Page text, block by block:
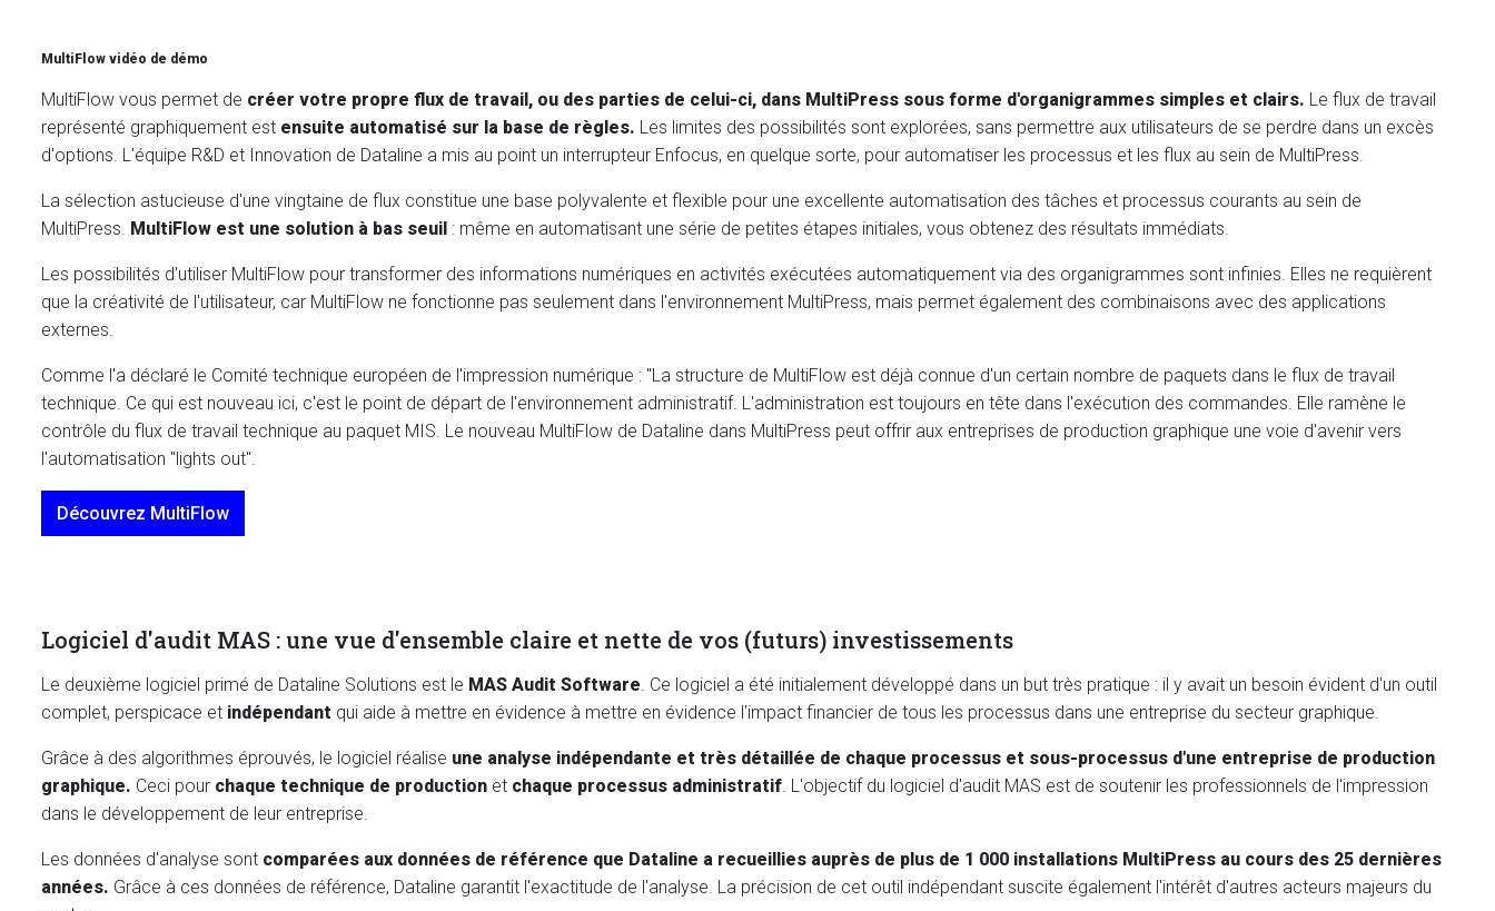
MultiFlow vidéo de démo
MultiFlow vous permet de créer votre propre flux de travail, ou des parties de celui-ci, dans MultiPress sous forme d'organigrammes simples et clairs. Le flux de travail
représenté graphiquement est ensuite automatisé sur la base de règles. Les limites des possibilités sont explorées, sans permettre aux utilisateurs de se perdre dans un excès
d'options. L'équipe R&D et Innovation de Dataline a mis au point un interrupteur Enfocus, en quelque sorte, pour automatiser les processus et les flux au sein de MultiPress.
La sélection astucieuse d'une vingtaine de flux constitue une base polyvalente et flexible pour une excellente automatisation des tâches et processus courants au sein de
MultiPress. MultiFlow est une solution à bas seuil : même en automatisant une série de petites étapes initiales, vous obtenez des résultats immédiats.
Les possibilités d'utiliser MultiFlow pour transformer des informations numériques en activités exécutées automatiquement via des organigrammes sont infinies. Elles ne requièrent
que la créativité de l'utilisateur, car MultiFlow ne fonctionne pas seulement dans l'environnement MultiPress, mais permet également des combinaisons avec des applications
externes.
Comme l'a déclaré le Comité technique européen de l'impression numérique : "La structure de MultiFlow est déjà connue d'un certain nombre de paquets dans le flux de travail
technique. Ce qui est nouveau ici, c'est le point de départ de l'environnement administratif. L'administration est toujours en tête dans l'exécution des commandes. Elle ramène le
contrôle du flux de travail technique au paquet MIS. Le nouveau MultiFlow de Dataline dans MultiPress peut offrir aux entreprises de production graphique une voie d'avenir vers
l'automatisation "lights out".
Découvrez MultiFlow
Logiciel d'audit MAS : une vue d'ensemble claire et nette de vos (futurs) investissements
Le deuxième logiciel primé de Dataline Solutions est le MAS Audit Software. Ce logiciel a été initialement développé dans un but très pratique : il y avait un besoin évident d'un outil
complet, perspicace et indépendant qui aide à mettre en évidence à mettre en évidence l'impact financier de tous les processus dans une entreprise du secteur graphique.
Grâce à des algorithmes éprouvés, le logiciel réalise une analyse indépendante et très détaillée de chaque processus et sous-processus d'une entreprise de production
graphique. Ceci pour chaque technique de production et chaque processus administratif. L'objectif du logiciel d'audit MAS est de soutenir les professionnels de l'impression
dans le développement de leur entreprise.
Les données d'analyse sont comparées aux données de référence que Dataline a recueillies auprès de plus de 1 000 installations MultiPress au cours des 25 dernières
années. Grâce à ces données de référence, Dataline garantit l'exactitude de l'analyse. La précision de cet outil indépendant suscite également l'intérêt d'autres acteurs majeurs du